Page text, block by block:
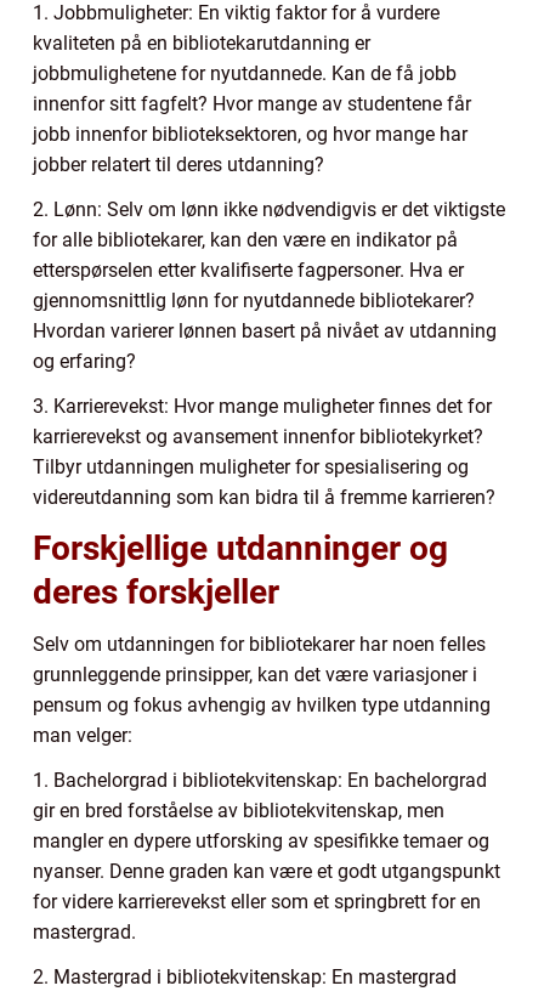
1. Jobbmuligheter: En viktig faktor for å vurdere
kvaliteten på en bibliotekarutdanning er
jobbmulighetene for nyutdannede. Kan de få jobb
innenfor sitt fagfelt? Hvor mange av studentene får
jobb innenfor biblioteksektoren, og hvor mange har
jobber relatert til deres utdanning?
2. Lønn: Selv om lønn ikke nødvendigvis er det viktigste
for alle bibliotekarer, kan den være en indikator på
etterspørselen etter kvalifiserte fagpersoner. Hva er
gjennomsnittlig lønn for nyutdannede bibliotekarer?
Hvordan varierer lønnen basert på nivået av utdanning
og erfaring?
3. Karrierevekst: Hvor mange muligheter finnes det for
karrierevekst og avansement innenfor bibliotekyrket?
Tilbyr utdanningen muligheter for spesialisering og
videreutdanning som kan bidra til å fremme karrieren?
Forskjellige utdanninger og
deres forskjeller
Selv om utdanningen for bibliotekarer har noen felles
grunnleggende prinsipper, kan det være variasjoner i
pensum og fokus avhengig av hvilken type utdanning
man velger:
1. Bachelorgrad i bibliotekvitenskap: En bachelorgrad
gir en bred forståelse av bibliotekvitenskap, men
mangler en dypere utforsking av spesifikke temaer og
nyanser. Denne graden kan være et godt utgangspunkt
for videre karrierevekst eller som et springbrett for en
mastergrad.
2. Mastergrad i bibliotekvitenskap: En mastergrad